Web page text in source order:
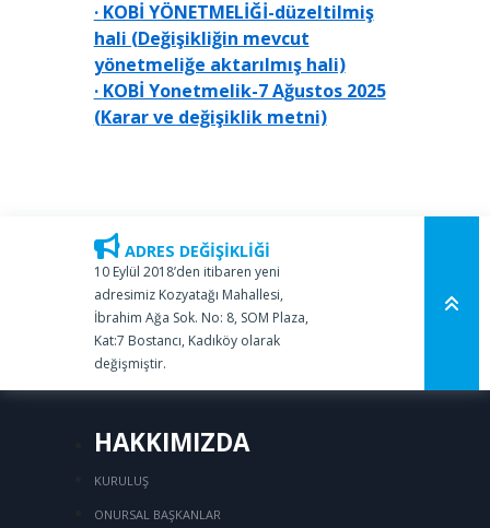
· KOBİ YÖNETMELİĞİ-düzeltilmiş
hali (Değişikliğin mevcut
yönetmeliğe aktarılmış hali)
· KOBİ Yonetmelik-7 Ağustos 2025
(Karar ve değişiklik metni)
ADRES DEĞİŞİKLİĞİ
10 Eylül 2018’den itibaren yeni
adresimiz Kozyatağı Mahallesi,
İbrahim Ağa Sok. No: 8, SOM Plaza,
Kat:7 Bostancı, Kadıköy olarak
değişmiştir.
HAKKIMIZDA
KURULUŞ
ONURSAL BAŞKANLAR